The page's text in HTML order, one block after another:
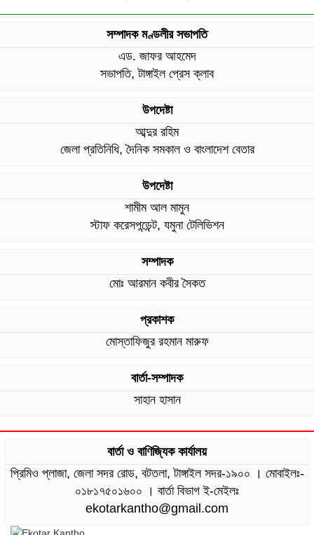
সম্পাদক মণ্ডলীর সভাপতি
এড. জাফর আহমেদ
সভাপতি, টাঙ্গাইল প্রেস ক্লাব
উপদেষ্টা
আব্দুর রহিম
জেলা প্রতিনিধি, দৈনিক সমকাল ও বাংলাদেশ বেতার
উপদেষ্টা
শামীম আল মামুন
স্টাফ করেসপন্ডেন্ট, যমুনা টেলিভিশন
সম্পাদক
মোঃ আরমান কবীর সৈকত
প্রকাশক
মোস্তাফিজুর রহমান মারুফ
বার্তা-সম্পাদক
সাহান হাসান
বার্তা ও বাণিজ্যিক কার্যালয়
প্রিমিও প্লাজা, জেলা সদর রোড, বটতলা, টাঙ্গাইল সদর-১৯০০ । মোবাইলঃ-
০১৮১৭৫০১৬০০ । বার্তা বিভাগ ই-মেইলঃ
ekotarkantho@gmail.com